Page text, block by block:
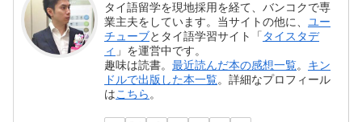
タイ語留学を現地採用を経て、バンコクで専
業主夫をしています。当サイトの他に、 ユー
チューブとタイ語学習サイト「 タイスタデ
ィ 」を運営中です。
趣味は読書。最近読んだ本の感想一覧。 キン
ドルで出版した本一覧。詳細なプロフィール
はこちら 。